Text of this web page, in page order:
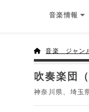
音楽情報
音楽 ジャン
吹奏楽団（
神奈川県、埼玉